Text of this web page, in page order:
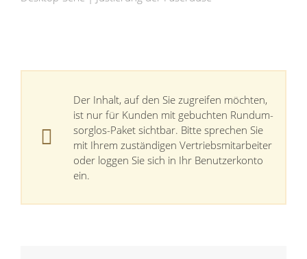
Der Inhalt, auf den Sie zugreifen möchten,
ist nur für Kunden mit gebuchten Rundum-
sorglos-Paket sichtbar. Bitte sprechen Sie
mit Ihrem zuständigen Vertriebsmitarbeiter
oder loggen Sie sich in Ihr Benutzerkonto
ein.